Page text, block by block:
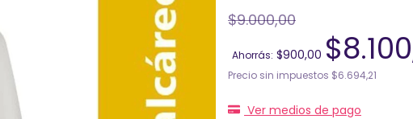
$9.000,00
Ahorrás: $900,00
Precio sin impuestos $6.694,21
Ver medios de pago